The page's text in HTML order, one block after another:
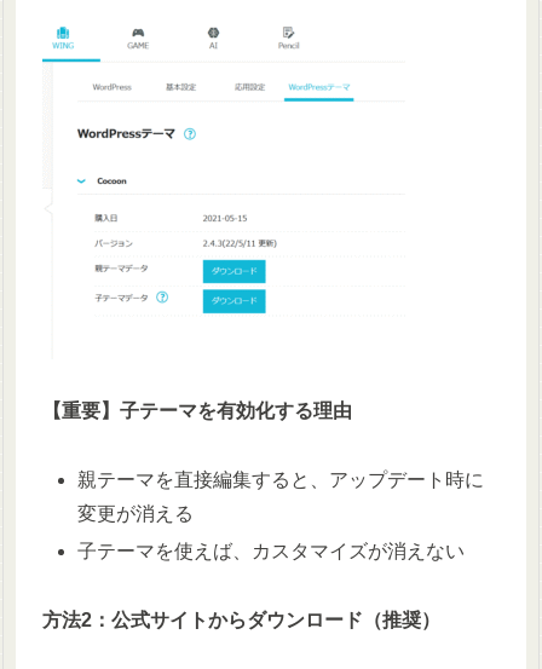
【重要】子テーマを有効化する理由
親テーマを直接編集すると、アップデート時に
変更が消える
子テーマを使えば、カスタマイズが消えない
方法2：公式サイトからダウンロード（推奨）